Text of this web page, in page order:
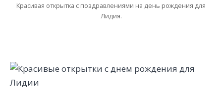
Красивая открытка с поздравлениями на день рождения для
Лидия.